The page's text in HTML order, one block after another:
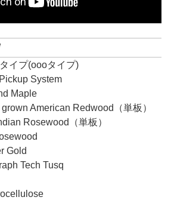
イプ(oooタイプ)
System
Maple
American Redwood（単板）
Rosewood（単板）
Gold
Tech Tusq